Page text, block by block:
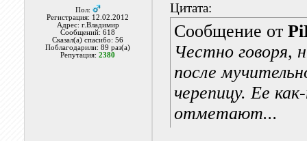
Пол:
Регистрация: 12.02.2012
Адрес: г.Владимир
Сообщений: 618
Сказал(а) спасибо: 56
Поблагодарили: 89 раз(а)
Репутация:2380
Цитата:
Сообщение от
Честно говоря,
после
черепицу. Ее
отметают...